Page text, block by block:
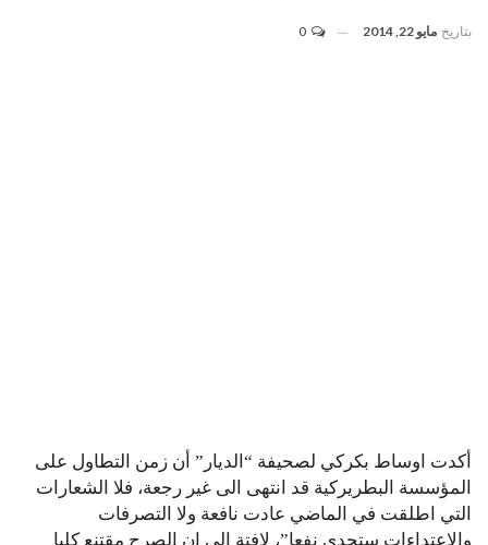
بتاريخ مايو 22, 2014
أكدت اوساط بكركي لصحيفة “الديار” أن زمن التطاول على
المؤسسة البطريركية قد انتهى الى غير رجعة، فلا الشعارات
التي اطلقت في الماضي عادت نافعة ولا التصرفات
والاعتداءات ستجدي نفعا”، لافتة الى ان الصرح مقتنع كليا